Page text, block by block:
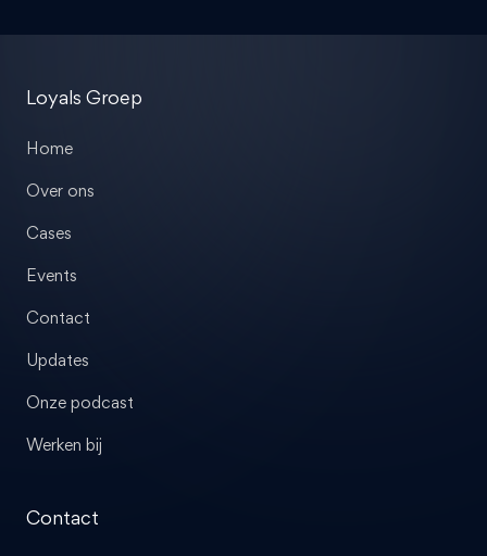
Loyals Groep
Home
Over ons
Cases
Events
Contact
Updates
Onze podcast
Werken bij
Contact